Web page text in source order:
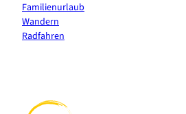
Familienurlaub
Wandern
Radfahren
n
t t